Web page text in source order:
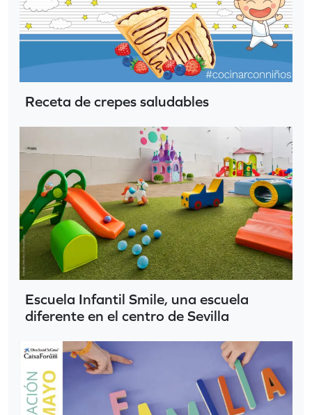
Receta de crepes saludables
Escuela Infantil Smile, una escuela
diferente en el centro de Sevilla